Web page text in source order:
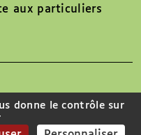
aux particuliers
sur
donne le contrôle sur